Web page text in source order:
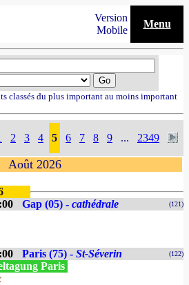
Version
Mobile
Menu
classés du plus important au moins important
2 3 4 5 6 7 8 9 ... 2349
Août 2026
Gap (05) - cathédrale (121)
Paris (75) - St-Séverin (122)
Paris